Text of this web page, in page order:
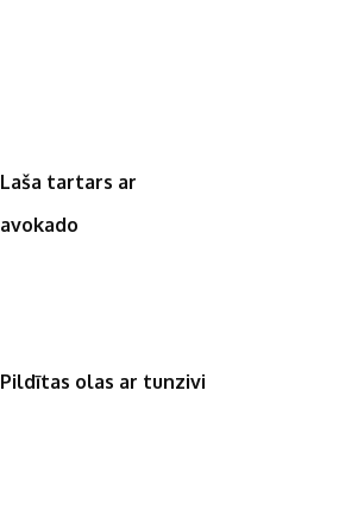
Laša tartars ar
avokado
Pildītas olas ar tunzivi